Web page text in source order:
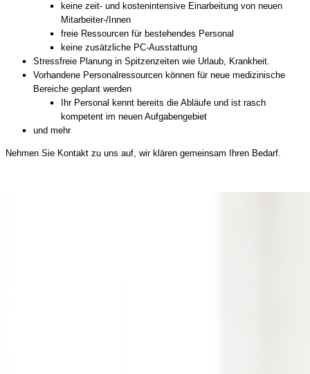
keine zeit- und kostenintensive Einarbeitung von neuen
Mitarbeiter-/Innen
freie Ressourcen für bestehendes Personal
keine zusätzliche PC-Ausstattung
Stressfreie Planung in Spitzenzeiten wie Urlaub, Krankheit.
Vorhandene Personalressourcen können für neue medizinische
Bereiche geplant werden
Ihr Personal kennt bereits die Abläufe und ist rasch
kompetent im neuen Aufgabengebiet
und mehr
Nehmen Sie Kontakt zu uns auf, wir klären gemeinsam Ihren Bedarf.